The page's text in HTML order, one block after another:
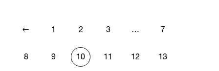
← 1 2 3 … 7
8 9 10 11 12 13